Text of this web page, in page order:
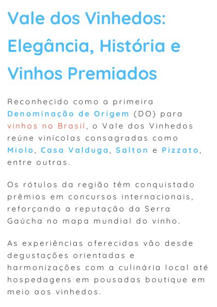
Vale dos Vinhedos:
Elegância, História e
Vinhos Premiados
Reconhecido como a primeira
Denominação de Origem (DO) para
vinhos no Brasil , o Vale dos Vinhedos
reúne vinícolas consagradas como
Miolo, Casa Valduga , Salton e Pizzato,
entre outras.
Os rótulos da região têm conquistado
prêmios em concursos internacionais,
reforçando a reputação da Serra
Gaúcha no mapa mundial do vinho.
As experiências oferecidas vão desde
degustações orientadas e
harmonizações com a culinária local até
hospedagens em pousadas boutique em
meio aos vinhedos.